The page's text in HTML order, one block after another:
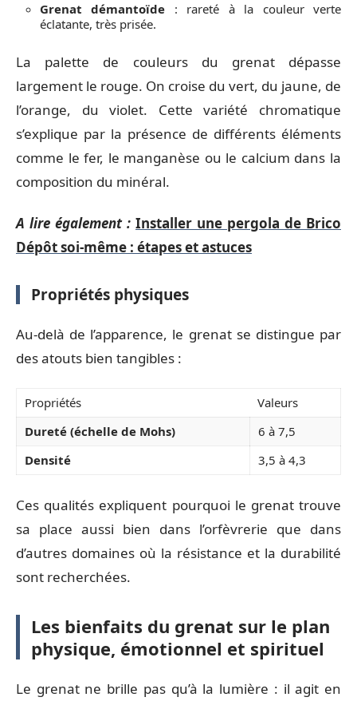
Grenat démantoïde : rareté à la couleur verte
éclatante, très prisée.
La palette de couleurs du grenat dépasse
largement le rouge. On croise du vert, du jaune, de
l’orange, du violet. Cette variété chromatique
s’explique par la présence de différents éléments
comme le fer, le manganèse ou le calcium dans la
composition du minéral.
A lire également : Installer une pergola de Brico
Dépôt soi-même : étapes et astuces
Propriétés physiques
Au-delà de l’apparence, le grenat se distingue par
des atouts bien tangibles :
Propriétés
Valeurs
Dureté (échelle de Mohs)
6 à 7,5
Densité
3,5 à 4,3
Ces qualités expliquent pourquoi le grenat trouve
sa place aussi bien dans l’orfèvrerie que dans
d’autres domaines où la résistance et la durabilité
sont recherchées.
Les bienfaits du grenat sur le plan
physique, émotionnel et spirituel
Le grenat ne brille pas qu’à la lumière : il agit en